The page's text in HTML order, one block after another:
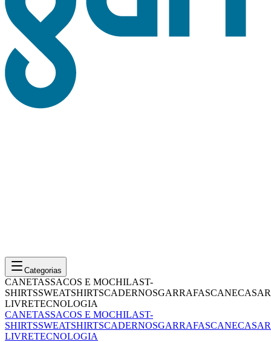
Categorias
CANETASSACOS E MOCHILAST-
SHIRTSSWEATSHIRTSCADERNOSGARRAFASCANECASAR
LIVRETECNOLOGIA
CANETASSACOS E MOCHILAST-
SHIRTSSWEATSHIRTSCADERNOSGARRAFASCANECASAR
LIVRETECNOLOGIA